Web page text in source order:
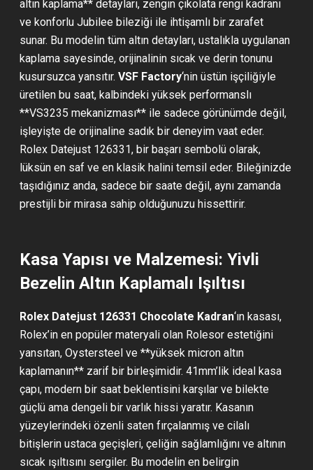
altın kaplama** detayları, zengin çikolata rengi kadranı
ve konforlu Jubilee bileziği ile ihtişamlı bir zarafet
sunar. Bu modelin tüm altın detayları, ustalıkla uygulanan
kaplama sayesinde, orijinalinin sıcak ve derin tonunu
kusursuzca yansıtır.VSF Factory‘nin üstün işçiliğiyle
üretilen bu saat, kalbindeki yüksek performanslı
**VS3235 mekanizması** ile sadece görünümde değil,
işleyişte de orijinaline sadık bir deneyim vaat eder.
Rolex Datejust 126331, bir başarı sembolü olarak,
lüksün en saf ve en klasik halini temsil eder. Bileğinizde
taşıdığınız anda, sadece bir saate değil, aynı zamanda
prestijli bir mirasa sahip olduğunuzu hissettirir.
Kasa Yapısı ve Malzemesi: Yivli
Bezelin Altın Kaplamalı Işıltısı
Rolex Datejust 126331 Chocolate Kadran‘ın kasası,
Rolex’in en popüler materyali olan Rolesor estetiğini
yansıtan, Oystersteel ve **yüksek micron altın
kaplamanın** zarif bir birleşimidir. 41mm’lik ideal kasa
çapı, modern bir saat beklentisini karşılar ve bilekte
güçlü ama dengeli bir varlık hissi yaratır. Kasanın
yüzeylerindeki özenli saten fırçalanmış ve cilalı
bitişlerin ustaca geçişleri, çeliğin sağlamlığını ve altının
sıcak ışıltısını sergiler. Bu modelin en belirgin